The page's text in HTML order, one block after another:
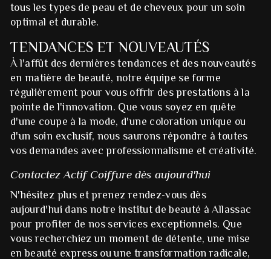
tous les types de peau et de cheveux pour un soin
optimal et durable.
TENDANCES ET NOUVEAUTÉS
À l'affût des dernières tendances et des nouveautés
en matière de beauté, notre équipe se forme
régulièrement pour vous offrir des prestations à la
pointe de l'innovation. Que vous soyez en quête
d'une coupe à la mode, d'une coloration unique ou
d'un soin exclusif, nous saurons répondre à toutes
vos demandes avec professionnalisme et créativité.
Contactez Actif Coiffure dès aujourd'hui
N'hésitez plus et prenez rendez-vous dès
aujourd'hui dans notre institut de beauté à Allassac
pour profiter de nos services exceptionnels. Que
vous recherchiez un moment de détente, une mise
en beauté express ou une transformation radicale,